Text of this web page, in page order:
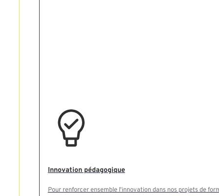
Innovation pédagogique
Pour renforcer ensemble l'innovation dans nos projets de
Rechercher